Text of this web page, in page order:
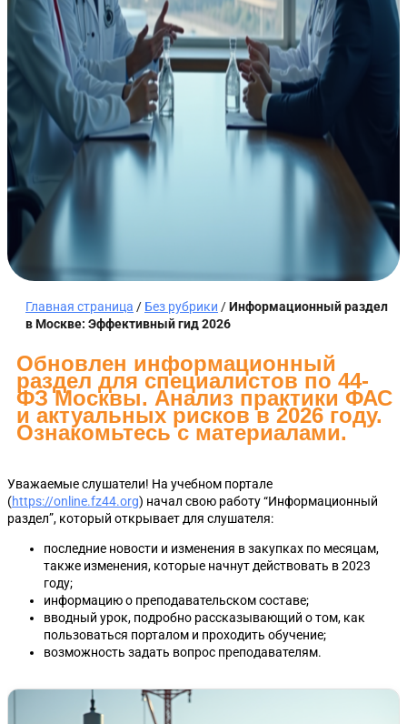
Главная страница / Без рубрики /Информационный раздел
в Москве: Эффективный гид 2026
Обновлен информационный
раздел для специалистов по 44-
ФЗ Москвы. Анализ практики ФАС
и актуальных рисков в 2026 году.
Ознакомьтесь с материалами.
Уважаемые слушатели! На учебном портале
(https://online.fz44.org) начал свою работу “Информационный
раздел”, который открывает для слушателя:
последние новости и изменения в закупках по месяцам,
также изменения, которые начнут действовать в 2023
году;
информацию о преподавательском составе;
вводный урок, подробно рассказывающий о том, как
пользоваться порталом и проходить обучение;
возможность задать вопрос преподавателям.